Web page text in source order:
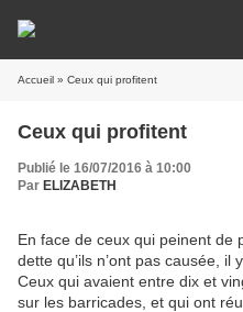
Accueil » Ceux qui profitent
Ceux qui profitent
Publié le 16/07/2016 à 10:00
Par ELIZABETH
En face de ceux qui peinent de
dette qu’ils n’ont pas causée, il
Ceux qui avaient entre dix et
sur les barricades, et qui ont